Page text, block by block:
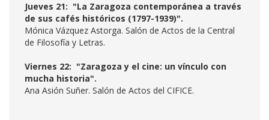
Jueves 21: "La Zaragoza contemporánea a través
de sus cafés históricos (1797-1939)".
Mónica Vázquez Astorga. Salón de Actos de la Central
de Filosofía y Letras.
Viernes 22: "Zaragoza y el cine: un vínculo con
mucha historia".
Ana Asión Suñer. Salón de Actos del CIFICE.